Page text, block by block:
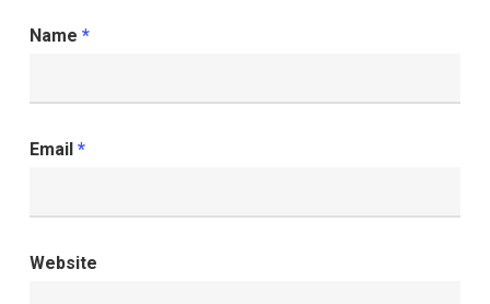
Name *
Email *
Website